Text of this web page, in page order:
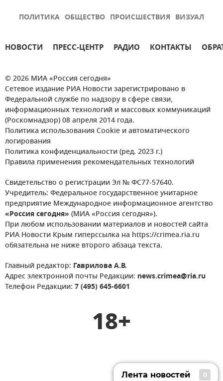
ПОЛИТИКА ОБЩЕСТВО ПРОИСШЕСТВИЯ ВИЗУАЛ
НОВОСТИ ПРЕСС-ЦЕНТР РАДИО КОНТАКТЫ
© 2026 МИА «Россия сегодня»
Сетевое издание РИА Новости зарегистрировано в
Федеральной службе по надзору в сфере связи,
информационных технологий и массовых коммуникаций
(Роскомнадзор) 08 апреля 2014 года.
Политика использования Cookie и автоматического
логирования
Политика конфиденциальности (ред. 2023 г.)
Правила применения рекомендательных технологий
Свидетельство о регистрации Эл № ФС77-57640.
Учредитель: Федеральное государственное унитарное
предприятие Международное информационное агентство
«Россия сегодня» (МИА «Россия сегодня»).
При любом использовании материалов и новостей сайта
РИА Новости Крым гиперссылка на https://crimea.ria.ru
обязательна не ниже второго абзаца текста.
Главный редактор: Гаврилова А.В.
Адрес электронной почты Редакции: news.crimea@ria.ru
Телефон Редакции: 7 (495) 645-6601
18+
Лента новостей 0